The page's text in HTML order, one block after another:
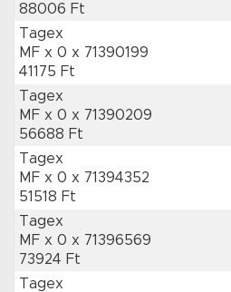
88006 Ft
Tagex
MF x 0 x 71390199
41175 Ft
Tagex
MF x 0 x 71390209
56688 Ft
Tagex
MF x 0 x 71394352
51518 Ft
Tagex
MF x 0 x 71396569
73924 Ft
Tagex